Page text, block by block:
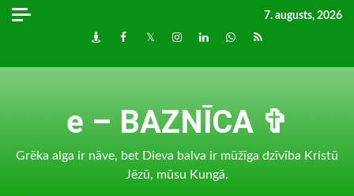
Skip
7. augusts, 2026
DraugiemFacebook
TwitterInstagram
LinkedInwhatsapp
RSS
e – BAZNĪCA ✞
Grēka alga ir nāve, bet Dieva balva ir mūžīga dzīvība Kristū
Jēzū, mūsu Kungā.